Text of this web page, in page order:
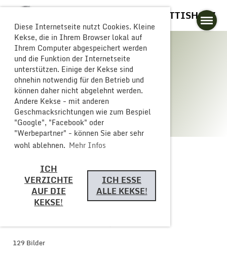
Diese Internetseite nutzt Cookies. Kleine
Kekse, die in Ihrem Browser lokal auf
Ihrem Computer abgespeichert werden
und die Funktion der Internetseite
unterstützen. Einige der Kekse sind
ohnehin notwendig für den Betrieb und
können daher nicht abgelehnt werden.
Andere Kekse - mit anderen
Geschmacksrichtungen wie zum Bespiel
"Google", "Facebook" oder
"Werbepartner" - können Sie aber sehr
wohl ablehnen. Mehr Infos
ICH
VERZICHTE
AUF DIE
KEKSE!
ICH ESSE
ALLE KEKSE!
GLOGGERESCHRÄNZER BUTTISHOLZ
Galerie
Zurück
129 Bilder